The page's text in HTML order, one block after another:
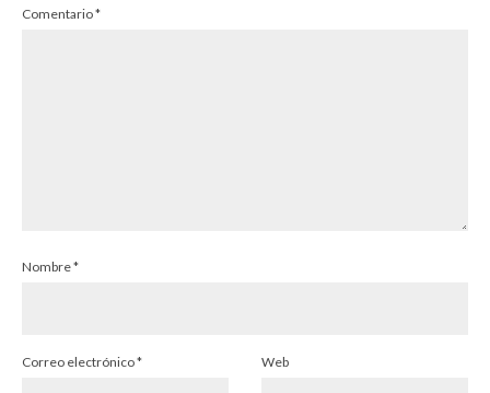
Comentario*
Nombre*
Correo electrónico* Web